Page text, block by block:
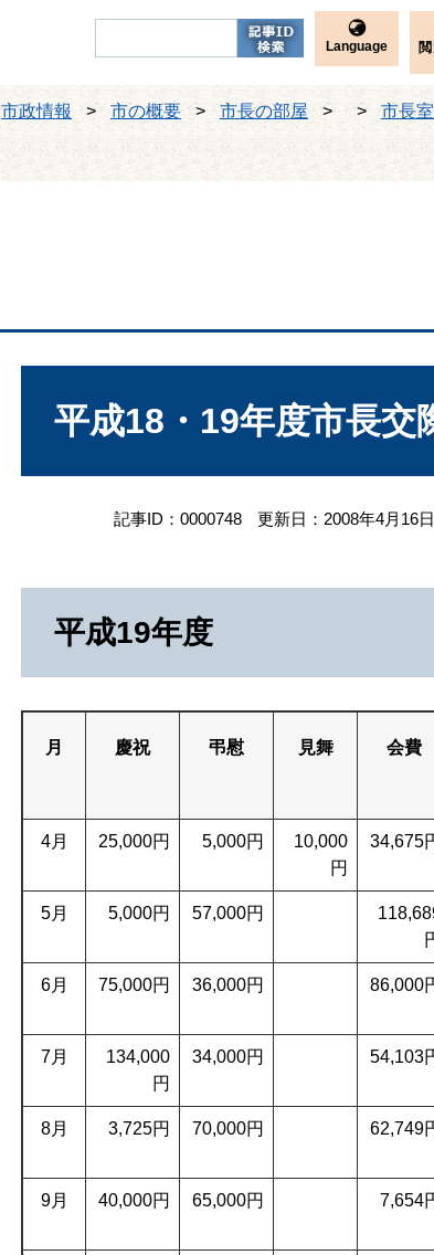
Language
市政情報 > 市の概要 > 市長の部屋 > > 市長
文
平成18・19年度市長交
記事ID：0000748 更新日：2008年4月16
平成19年度
月 慶祝 弔慰 見舞 会費
4月 25,000円 5,000円
10,000
円
34,675
5月 5,000円 57,000円
6月 75,000円 36,000円 86,000
7月
134,000
円
34,000円 54,103
8月 3,725円 70,000円 62,749
9月 40,000円 65,000円 7,654